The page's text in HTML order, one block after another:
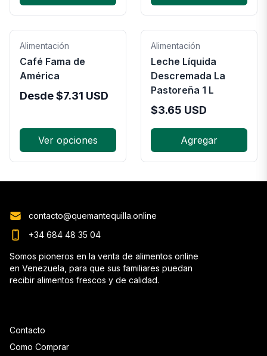
Alimentación
Café Fama de
América
Desde$7.31 USD
Ver opciones
Alimentación
Leche Líquida
Descremada La
Pastoreña 1 L
$3.65 USD
Agregar
Contacto
Como Comprar
contacto@quemantequilla.online
+34 684 48 35 04
Somos pioneros en la venta de alimentos online
en Venezuela, para que sus familiares puedan
recibir alimentos frescos y de calidad.